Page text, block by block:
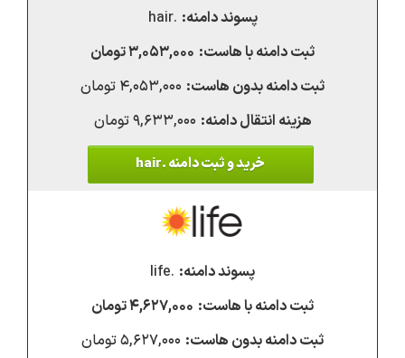
.hair
۳,۰۵۳,۰۰۰ تومان
۴,۰۵۳,۰۰۰ تومان
۹,۶۳۳,۰۰۰ تومان
خرید و ثبت دامنه .hair
.life
۴,۶۲۷,۰۰۰ تومان
۵,۶۲۷,۰۰۰ تومان